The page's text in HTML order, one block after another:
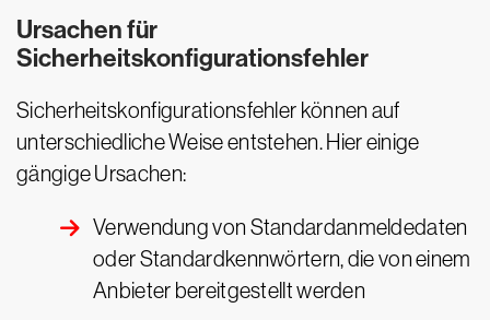
Ursachen für
Sicherheitskonfigurationsfehler
Sicherheitskonfigurationsfehler können auf
unterschiedliche Weise entstehen. Hier einige
gängige Ursachen:
Verwendung von Standardanmeldedaten
oder Standardkennwörtern, die von einem
Anbieter bereitgestellt werden